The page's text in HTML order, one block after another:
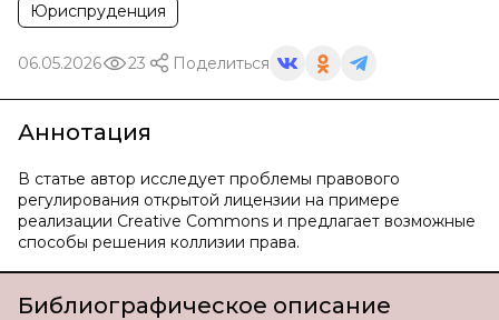
Юриспруденция
06.05.2026 23 Поделиться
Аннотация
В статье автор исследует проблемы правового
регулирования открытой лицензии на примере
реализации Creative Commons и предлагает возможные
способы решения коллизии права.
Библиографическое описание